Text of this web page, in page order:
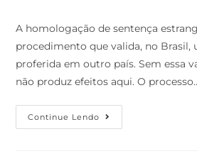
A homologação de sentença
procedimento que valida, no Brasil,
proferida em outro país. Sem essa
não produz efeitos aqui. O
Continue Lendo